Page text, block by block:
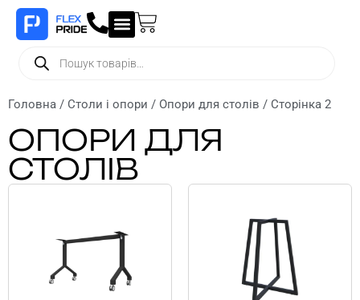
Головна / Столи і опори / Опори для столів / Сторінка 2
ОПОРИ ДЛЯ
СТОЛІВ